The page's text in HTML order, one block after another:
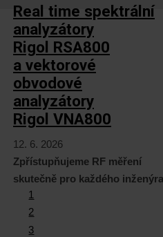
Real time spektrální
analyzátory
Rigol RSA800
a vektorové
obvodové
analyzátory
Rigol VNA800
12. 6. 2026
Zpřístupňujeme RF měření
skutečně pro každého inženýra
1
2
3